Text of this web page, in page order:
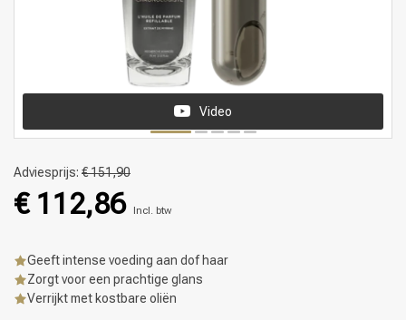
Video
Adviesprijs: € 151,90
€ 112,86 Incl. btw
Geeft intense voeding aan dof haar
Zorgt voor een prachtige glans
Verrijkt met kostbare oliën